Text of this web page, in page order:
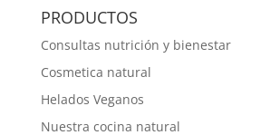
PRODUCTOS
Consultas nutrición y bienestar
Cosmetica natural
Helados Veganos
Nuestra cocina natural